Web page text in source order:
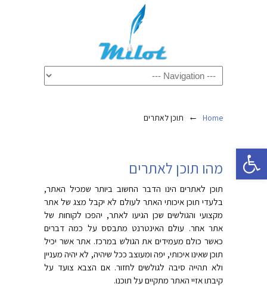
פתח סרגל נגישות
Home
← תוכן לאתרים
מהו תוכן לאתרים
תוכן לאתרים הינו הדבר החשוב ביותר שמכיל האתר,
בלעדי תוכן איכותי האתר לעולם לא יקבל מצג של אתר
מקצועי והגולשים שכן הגיעו לאתר, יהפכו לקוחות של
אתר אחר. עולם האינטרנט מתבסס על כמה דברים
כאשר כולם מעמידים את הגולש במרכז. אתר אשר יכיל
תוכן שאינו איכותי, יפה ומעוצב ככל שיהיה, לא יהיה מעניין
ולא תהייה סיבה לגולשים לחזור. אם הצבא צועד על
קיבתו אזיי האתר מתקיים על תוכנו.